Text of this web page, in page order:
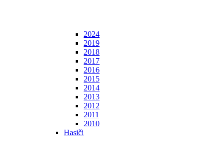
2024
2019
2018
2017
2016
2015
2014
2013
2012
2011
2010
Hasiči